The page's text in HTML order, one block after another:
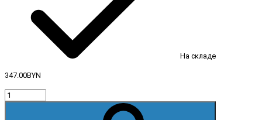
На складе
347.00BYN